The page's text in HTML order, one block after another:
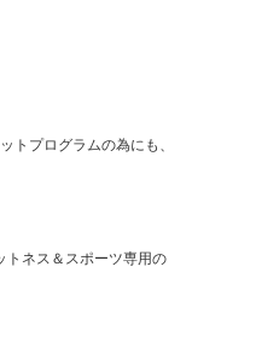
プログラムの為にも、
トネス＆スポーツ専用の